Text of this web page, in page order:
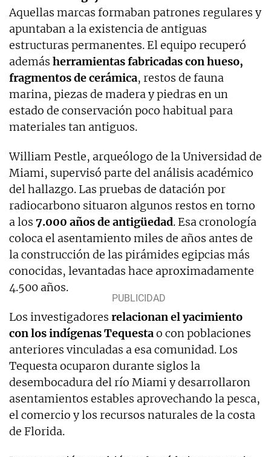
Aquellas marcas formaban patrones regulares y
apuntaban a la existencia de antiguas
estructuras permanentes. El equipo recuperó
además herramientas fabricadas con hueso,
fragmentos de cerámica, restos de fauna
marina, piezas de madera y piedras en un
estado de conservación poco habitual para
materiales tan antiguos.
William Pestle, arqueólogo de la Universidad de
Miami, supervisó parte del análisis académico
del hallazgo. Las pruebas de datación por
radiocarbono situaron algunos restos en torno
a los 7.000 años de antigüedad. Esa cronología
coloca el asentamiento miles de años antes de
la construcción de las pirámides egipcias más
conocidas, levantadas hace aproximadamente
4.500 años.
Los investigadores relacionan el yacimiento
con los indígenas Tequestao con poblaciones
anteriores vinculadas a esa comunidad. Los
Tequesta ocuparon durante siglos la
desembocadura del río Miami y desarrollaron
asentamientos estables aprovechando la pesca,
el comercio y los recursos naturales de la costa
de Florida.